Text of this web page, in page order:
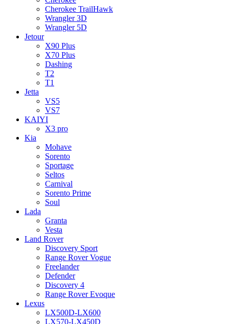
Cherokee TrailHawk
Wrangler 3D
Wrangler 5D
Jetour
X90 Plus
X70 Plus
Dashing
T2
T1
Jetta
VS5
VS7
KAIYI
X3 pro
Kia
Mohave
Sorento
Sportage
Seltos
Carnival
Sorento Prime
Soul
Lada
Granta
Vesta
Land Rover
Discovery Sport
Range Rover Vogue
Freelander
Defender
Discovery 4
Range Rover Evoque
Lexus
LX500D-LX600
LX570-LX450D